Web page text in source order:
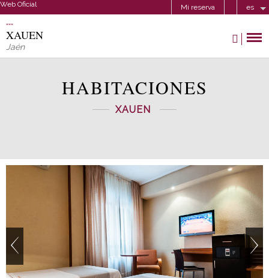
Web Oficial Mi reserva es
XAUEN
Jaén
HABITACIONES
XAUEN